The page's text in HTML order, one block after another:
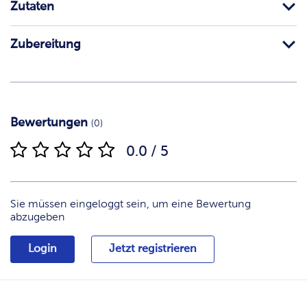
Zutaten
Zubereitung
Bewertungen (0)
0.0 / 5
Sie müssen eingeloggt sein, um eine Bewertung
abzugeben
Login Jetzt registrieren